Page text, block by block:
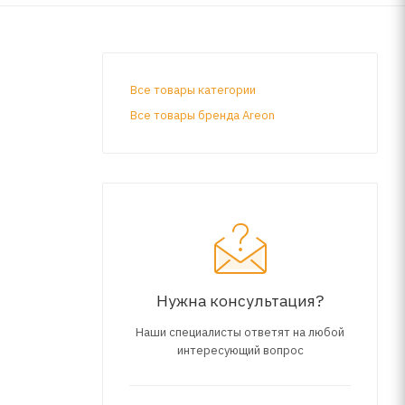
Все товары категории
Все товары бренда Areon
Нужна консультация?
Наши специалисты ответят на любой
интересующий вопрос